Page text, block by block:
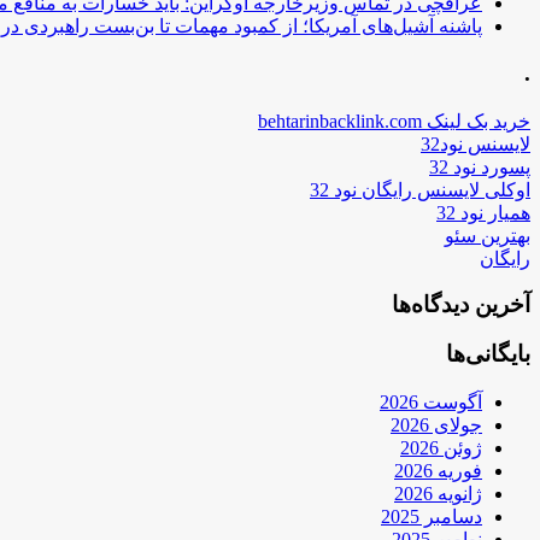
پاشنه آشیل‌های آمریکا؛ از کمبود مهمات تا بن‌بست راهبردی در
.
خرید بک لینک behtarinbacklink.com
لایسنس نود32
پسورد نود 32
اوکلی لایسنس رایگان نود 32
همیار نود 32
بهترین سئو
رایگان
آخرین دیدگاه‌ها
بایگانی‌ها
آگوست 2026
جولای 2026
ژوئن 2026
فوریه 2026
ژانویه 2026
دسامبر 2025